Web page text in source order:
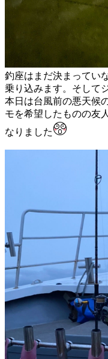
釣座はまだ決まってい
乗り込みます。そして
本日は台風前の悪天候
モを希望したものの友
なりました